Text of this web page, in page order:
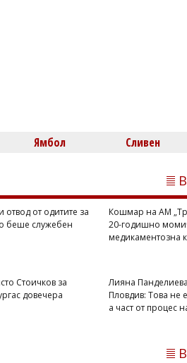
Шок на Крит: Турист
пари искат, за да му
Ямбол Сливен
отвод от одитите за
беше служебен
Кошмар на АМ
20-годишно
медикаментозна
Стоичков за
довечера
Лияна
Пловдив: Това не
а част от процес